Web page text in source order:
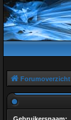
Forumoverzicht